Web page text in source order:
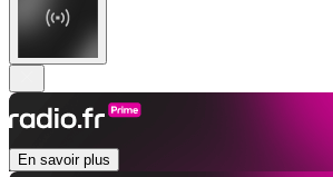
En savoir plus